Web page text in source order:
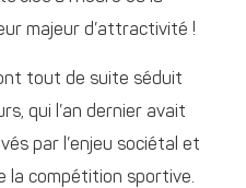
majeur d’attractivité !
ont tout de suite séduit
qui l’an dernier avait
par l’enjeu sociétal et
la compétition sportive.